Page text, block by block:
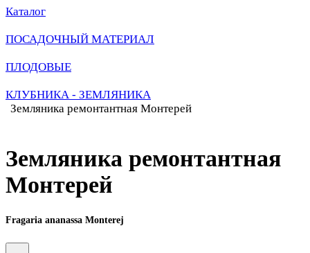
Каталог
ПОСАДОЧНЫЙ МАТЕРИАЛ
ПЛОДОВЫЕ
КЛУБНИКА - ЗЕМЛЯНИКА
Земляника ремонтантная Монтерей
Земляника ремонтантная
Монтерей
Fragaria ananassa Monterej